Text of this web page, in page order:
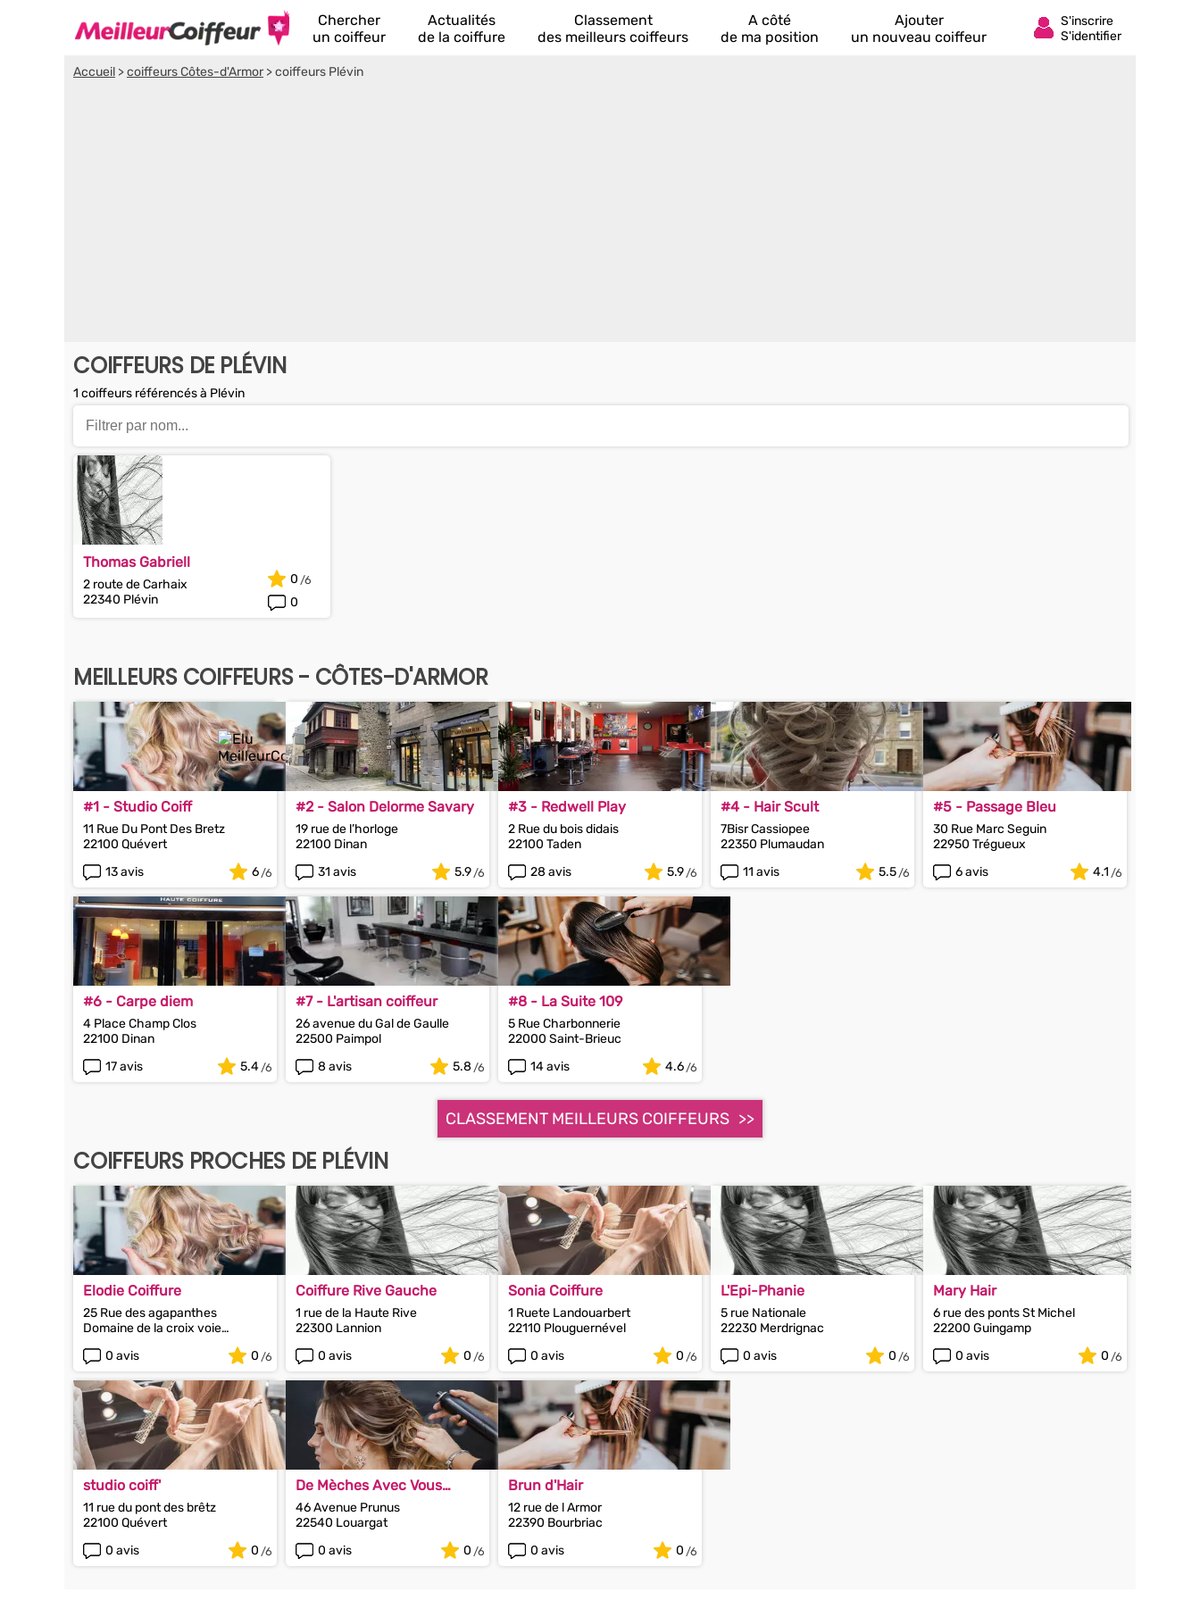
Chercher
un coiffeur
Actualités
de la coiffure
Classement
des meilleurs coiffeurs
A côté
de ma position
Ajouter
un nouveau coiffeur
Accueil >coiffeurs Côtes-d'Armor >coiffeurs Plévin
COIFFEURS DE PLÉVIN
1 coiffeurs référencés à Plévin
Thomas Gabriell
2 route de Carhaix
22340 Plévin
0
0
MEILLEURS COIFFEURS - CÔTES-D'ARMOR
#1 - Studio Coiff
11 Rue Du Pont Des Bretz
22100 Quévert
13 avis
6
#2 - Salon Delorme Savary
19 rue de l’horloge
22100 Dinan
31 avis
5.9
#3 - Redwell Play
2 Rue du bois didais
22100 Taden
28 avis
5.9
#4 - Hair Scult
7Bisr Cassiopee
22350 Plumaudan
11 avis
5.5
#5 - Passage Bleu
30 Rue Marc Seguin
22950 Trégueux
6 avis
4.1
#6 - Carpe diem
4 Place Champ Clos
22100 Dinan
17 avis
5.4
#7 - L'artisan coiffeur
26 avenue du Gal de Gaulle
22500 Paimpol
8 avis
5.8
#8 - La Suite 109
5 Rue Charbonnerie
22000 Saint-Brieuc
14 avis
4.6
CLASSEMENT MEILLEURS COIFFEURS
COIFFEURS PROCHES DE PLÉVIN
Elodie Coiffure
25 Rue des agapanthes
Domaine de la croix voie
0 avis 0
Coiffure Rive Gauche
1 rue de la Haute Rive
22300 Lannion
0 avis
0
Sonia Coiffure
1 Ruete Landouarbert
22110 Plouguernével
0 avis
0
L'Epi-Phanie
5 rue Nationale
22230 Merdrignac
0 avis
0
Mary Hair
6 rue des ponts St Michel
22200 Guingamp
0 avis
0
studio coiff'
11 rue du pont des brêtz
22100 Quévert
0 avis
0
De Mèches Avec Vous
(vanessa Neuder)
46 Avenue Prunus
22540 Louargat
0 avis
0
Brun d'Hair
12 rue de l Armor
22390 Bourbriac
0 avis
0